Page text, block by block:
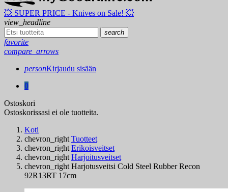
💥 SUPER PRICE - Knives on Sale! 💥
view_headline
search
favorite
compare_arrows
personKirjaudu sisään
0
Ostoskori
Ostoskorissasi ei ole tuotteita.
Koti
chevron_right Tuotteet
chevron_right Erikoisveitset
chevron_right Harjoitusveitset
chevron_right Harjotusveitsi Cold Steel Rubber Recon
92R13RT 17cm